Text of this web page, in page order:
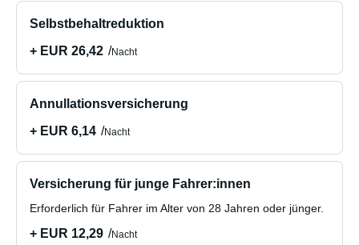
- Der Dieseltank muss voll sein, so wie bei der
Fahrzeugübergabe.
Irrtümer in der Anzeige vorbehalten.
eine Fahrzeugprüfung. Bei Rückgabe erfolgt eine weitere
Prüfung gemäß den Empfehlungen von Houscar. Bitte
lesen Sie den Mietvertrag von Houscar sorgfältig durch.
Selbstbehaltreduktion
+ EUR 26,42
Nacht
Annullationsversicherung
+ EUR 6,14
Nacht
Versicherung für junge Fahrer:innen
Erforderlich für Fahrer im Alter von 28 Jahren oder jünger.
+ EUR 12,29 Nacht